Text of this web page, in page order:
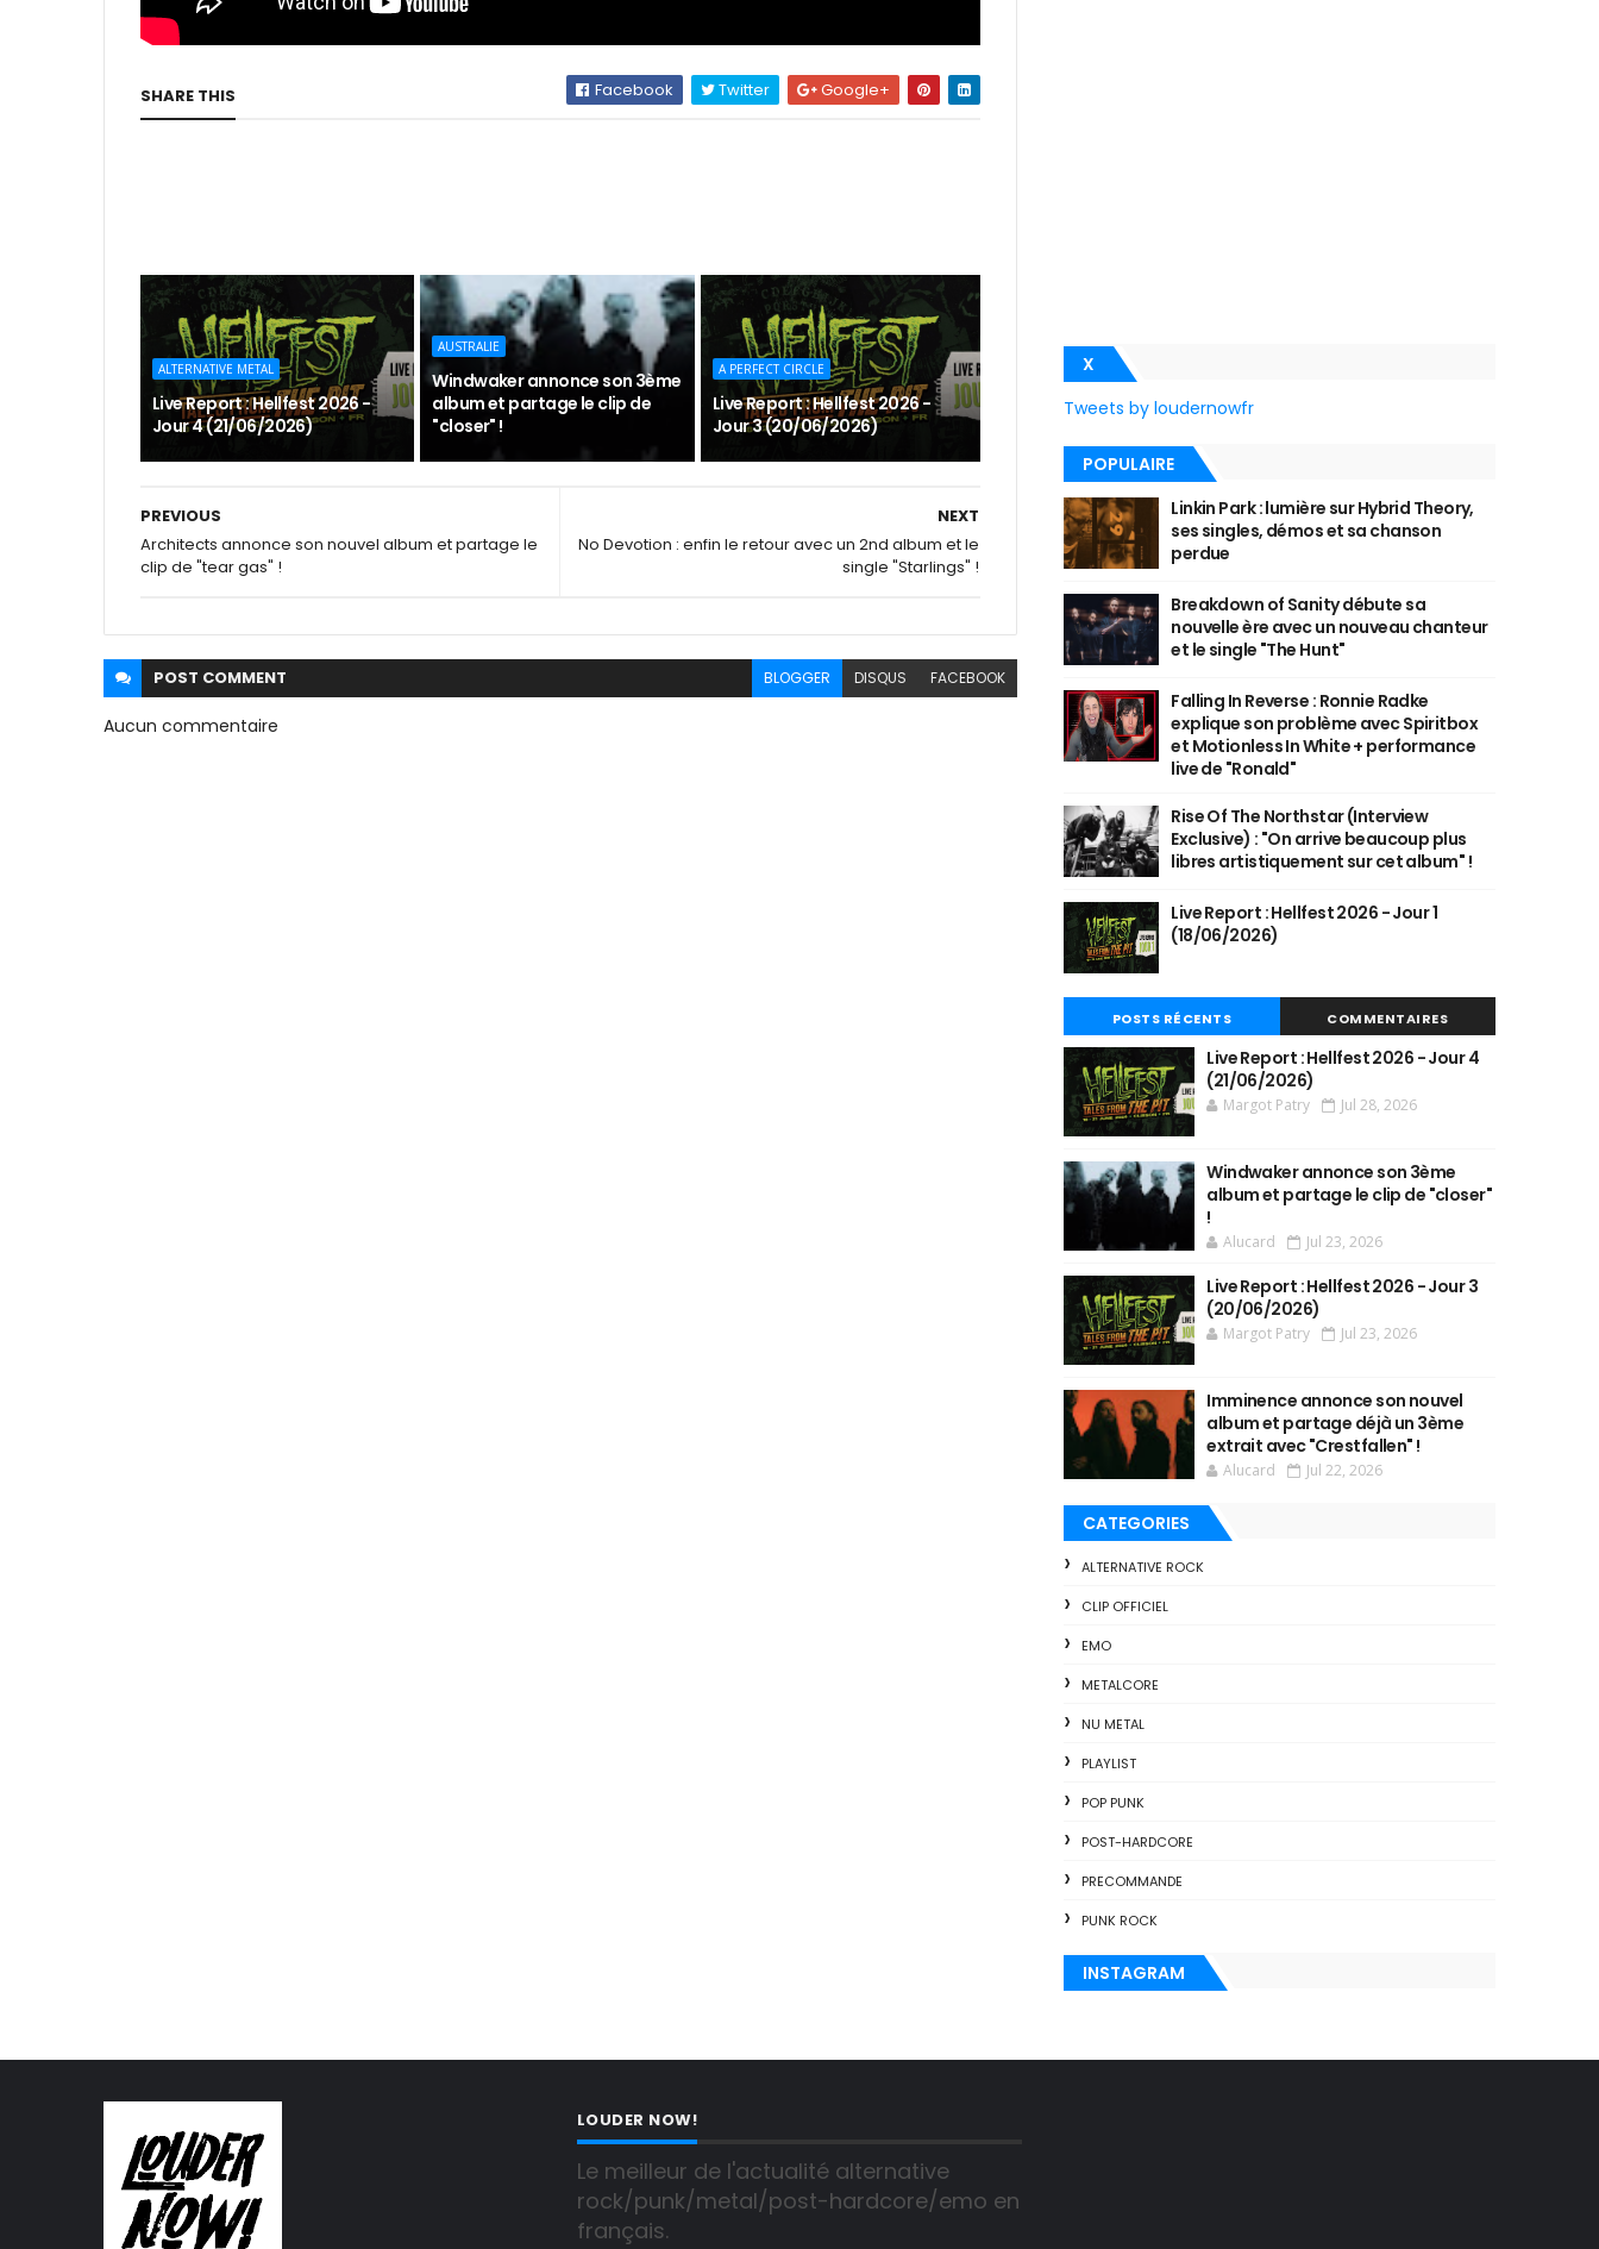
SHARE THIS Facebook Twitter Google+
ALTERNATIVE METAL
Live Report : Hellfest 2026 -
Jour 4 (21/06/2026)
AUSTRALIE
Windwaker annonce son 3ème
album et partage le clip de
"closer" !
A PERFECT CIRCLE
Live Report : Hellfest 2026 -
Jour 3 (20/06/2026)
NEXT
No Devotion : enfin le retour avec un 2nd album et le
single "Starlings" !
PREVIOUS
Architects annonce son nouvel album et partage le
clip de "tear gas" !
POST COMMENT BLOGGER DISQUS FACEBOOK
Aucun commentaire
X
Tweets by loudernowfr
POPULAIRE
Linkin Park : lumière sur Hybrid Theory,
ses singles, démos et sa chanson
perdue
Breakdown of Sanity débute sa
nouvelle ère avec un nouveau chanteur
et le single "The Hunt"
Falling In Reverse : Ronnie Radke
explique son problème avec Spiritbox
et Motionless In White + performance
live de "Ronald"
Rise Of The Northstar (Interview
Exclusive) : "On arrive beaucoup plus
libres artistiquement sur cet album" !
Live Report : Hellfest 2026 - Jour 1
(18/06/2026)
POSTS RÉCENTS COMMENTAIRES
Live Report : Hellfest 2026 - Jour 4
(21/06/2026)
Margot Patry Jul 28, 2026
Windwaker annonce son 3ème
album et partage le clip de "closer"
!
Alucard Jul 23, 2026
Live Report : Hellfest 2026 - Jour 3
(20/06/2026)
Margot Patry Jul 23, 2026
Imminence annonce son nouvel
album et partage déjà un 3ème
extrait avec "Crestfallen" !
Alucard Jul 22, 2026
CATEGORIES
ALTERNATIVE ROCK
CLIP OFFICIEL
EMO
METALCORE
NU METAL
PLAYLIST
POP PUNK
POST-HARDCORE
PRECOMMANDE
PUNK ROCK
INSTAGRAM
LOUDER NOW!
Le meilleur de l'actualité alternative
rock/punk/metal/post-hardcore/emo en
français.